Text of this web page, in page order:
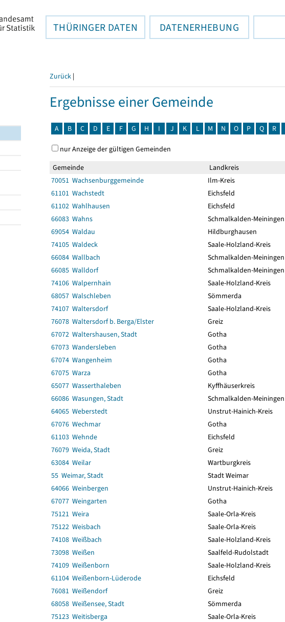
THÜRINGER DATEN DATENERHEBUNG
Zurück |
Ergebnisse einer Gemeinde
A B C D E F G H I J K L M N O P Q R
nur Anzeige der gültigen Gemeinden
Gemeinde
Landkreis
70051 Wachsenburggemeinde
Ilm-Kreis
61101 Wachstedt
Eichsfeld
61102 Wahlhausen
Eichsfeld
66083 Wahns
Schmalkalden-Meiningen
69054 Waldau
Hildburghausen
74105 Waldeck
Saale-Holzland-Kreis
66084 Wallbach
Schmalkalden-Meiningen
66085 Walldorf
Schmalkalden-Meiningen
74106 Walpernhain
Saale-Holzland-Kreis
68057 Walschleben
Sömmerda
74107 Waltersdorf
Saale-Holzland-Kreis
76078 Waltersdorf b. Berga/Elster
Greiz
67072 Waltershausen, Stadt
Gotha
67073 Wandersleben
Gotha
67074 Wangenheim
Gotha
67075 Warza
Gotha
65077 Wasserthaleben
Kyffhäuserkreis
66086 Wasungen, Stadt
Schmalkalden-Meiningen
64065 Weberstedt
Unstrut-Hainich-Kreis
67076 Wechmar
Gotha
61103 Wehnde
Eichsfeld
76079 Weida, Stadt
Greiz
63084 Weilar
Wartburgkreis
55 Weimar, Stadt
Stadt Weimar
64066 Weinbergen
Unstrut-Hainich-Kreis
67077 Weingarten
Gotha
75121 Weira
Saale-Orla-Kreis
75122 Weisbach
Saale-Orla-Kreis
74108 Weißbach
Saale-Holzland-Kreis
73098 Weißen
Saalfeld-Rudolstadt
74109 Weißenborn
Saale-Holzland-Kreis
61104 Weißenborn-Lüderode
Eichsfeld
76081 Weißendorf
Greiz
68058 Weißensee, Stadt
Sömmerda
75123 Weitisberga
Saale-Orla-Kreis